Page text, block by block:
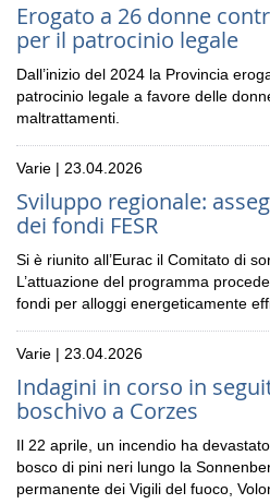
Erogato a 26 donne
per il patrocinio legale
Dall’inizio del 2024 la Provincia
patrocinio legale a favore delle
maltrattamenti.
Varie | 23.04.2026
Sviluppo regionale:
dei fondi FESR
Si è riunito all’Eurac il Comitato di
L’attuazione del programma
fondi per alloggi energeticamente
Varie | 23.04.2026
Indagini in corso in
boschivo a Corzes
Il 22 aprile, un incendio ha
bosco di pini neri lungo la
permanente dei Vigili del fuoco,